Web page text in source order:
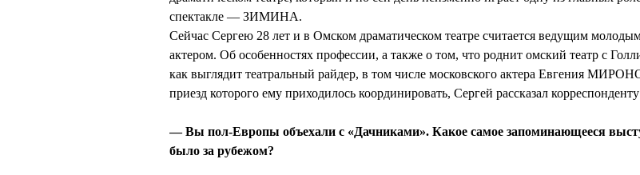
спектакле — ЗИМИНА.
Сейчас Сергею 28 лет и в Омском драматическом театре считается ведущим
актером. Об особенностях профессии, а также о том, что роднит омский театр с
как выглядит театральный райдер, в том числе московского актера Евгения
приезд которого ему приходилось координировать, Сергей рассказал
— Вы пол-Европы объехали с «Дачниками». Какое самое запоминающееся
было за рубежом?